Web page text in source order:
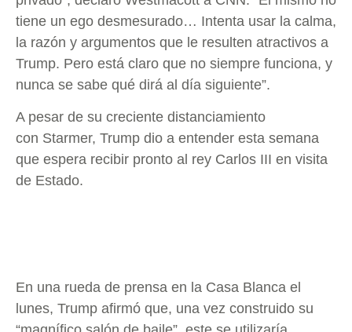
tiene un ego desmesurado… Intenta usar la calma,
la razón y argumentos que le resulten atractivos a
Trump. Pero está claro que no siempre funciona, y
nunca se sabe qué dirá al día siguiente”.
A pesar de su creciente distanciamiento
con Starmer, Trump dio a entender esta semana
que espera recibir pronto al rey Carlos III en visita
de Estado.
En una rueda de prensa en la Casa Blanca el
lunes, Trump afirmó que, una vez construido su